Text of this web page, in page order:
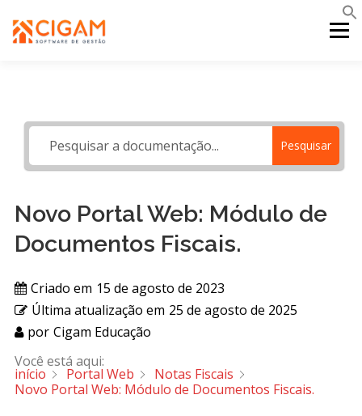
para
Menu
PORTAL WEB MOBILE SUPORTE Pesquisar
Novo Portal Web: Módulo de
Documentos Fiscais.
Criado em 15 de agosto de 2023
Última atualização em 25 de agosto de 2025
por Cigam Educação
Você está aqui:
início Portal Web
Notas Fiscais
Novo Portal Web: Módulo de Documentos Fiscais.